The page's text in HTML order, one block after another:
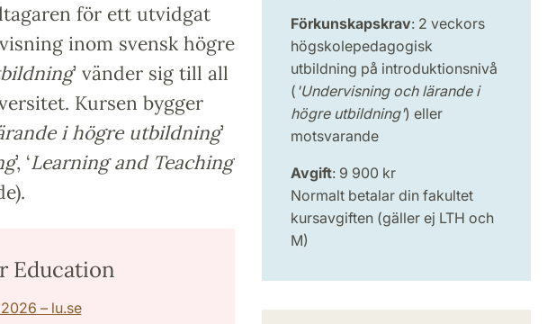
för ett utvidgat
inom svensk högre
’ vänder sig till all
Kursen bygger
i högre utbildning’
’, ‘Learning and Teaching
Education
– lu.se
Förkunskapskrav: 2 veckors
högskolepedagogisk
utbildning på introduktionsnivå
( 'Undervisning och lärande i
högre utbildning') eller
motsvarande
Avgift: 9 900 kr
Normalt betalar din fakultet
kursavgiften (gäller ej LTH och
M)